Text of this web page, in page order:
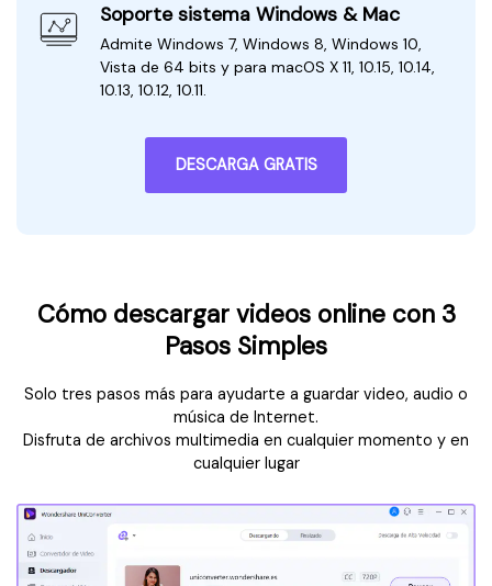
Soporte sistema Windows & Mac
Admite Windows 7, Windows 8, Windows 10,
Vista de 64 bits y para macOS X 11, 10.15, 10.14,
10.13, 10.12, 10.11.
DESCARGA GRATIS
Cómo descargar videos online con 3
Pasos Simples
Solo tres pasos más para ayudarte a guardar video, audio o
música de Internet.
Disfruta de archivos multimedia en cualquier momento y en
cualquier lugar